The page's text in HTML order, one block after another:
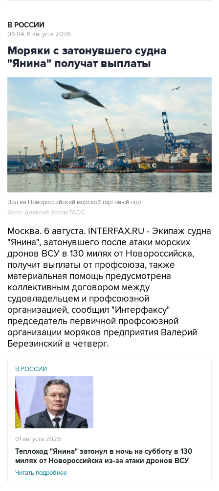
В РОССИИ
06:04, 6 августа 2026
Моряки с затонувшего судна
"Янина" получат выплаты
Вид на Новороссийский морской торговый порт
Фото: Алексей Зотов/ТАСС
Москва. 6 августа. INTERFAX.RU - Экипаж судна
"Янина", затонувшего после атаки морских
дронов ВСУ в 130 милях от Новороссийска,
получит выплаты от профсоюза, также
материальная помощь предусмотрена
коллективным договором между
судовладельцем и профсоюзной
организацией, сообщил "Интерфаксу"
председатель первичной профсоюзной
организации моряков предприятия Валерий
Березинский в четверг.
В РОССИИ
01 августа 2026
Теплоход "Янина" затонул в ночь на субботу в 130
милях от Новороссийска из-за атаки дронов ВСУ
Читать подробнее